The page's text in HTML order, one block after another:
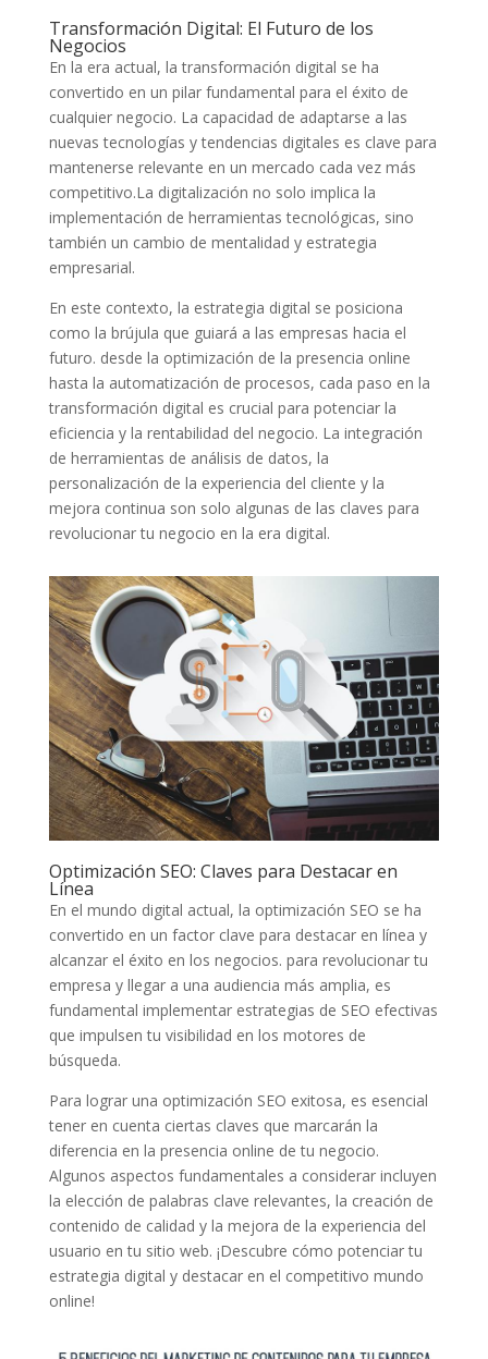
Transformación Digital: El Futuro de ‌los
Negocios
En la era actual, la transformación digital se‌ ha
convertido en un pilar fundamental⁤ para el éxito de
cualquier negocio. La capacidad de adaptarse a las ​
nuevas tecnologías y ⁢tendencias digitales⁢ es clave para
mantenerse ‌relevante en⁤ un mercado⁢ cada ‍vez más⁣
competitivo.La digitalización no ‍solo implica la
implementación de herramientas tecnológicas,⁢ sino
también un cambio de mentalidad y estrategia
empresarial.
En este contexto, la estrategia digital se posiciona‌
como la brújula que guiará a‍ las empresas⁤ hacia⁣ el
futuro. desde la optimización⁣ de la ⁢presencia online‌
hasta la automatización de procesos, cada​ paso en ⁣la
transformación digital ‍es crucial para potenciar⁢ la
eficiencia y ⁢la rentabilidad⁢ del⁢ negocio. La integración
de herramientas ⁢de ⁣análisis de datos, la
personalización⁤ de la experiencia del cliente y la
mejora continua son solo ‍algunas de⁣ las claves para
revolucionar tu ‍negocio‌ en la era digital.
Optimización SEO: Claves ⁢para Destacar en
Línea
En el mundo digital actual, la optimización ⁤SEO ⁣se ha
convertido en ⁢un factor clave⁢ para destacar en línea y
alcanzar el éxito ‌en‌ los negocios. para revolucionar ⁣tu
empresa ‌y ⁤llegar a una audiencia ‍más amplia, es
fundamental implementar⁢ estrategias‌ de SEO efectivas
que impulsen tu ‍visibilidad en los motores de
búsqueda.
Para lograr una optimización SEO​ exitosa,‌ es esencial
tener en cuenta ciertas claves que ⁣marcarán ​la
diferencia en la presencia ​online de tu⁤ negocio.
⁢Algunos aspectos fundamentales a considerar incluyen
la‌ elección de palabras clave‌ relevantes, la creación de
contenido de calidad ⁤y la mejora de ‌la experiencia ‍del​
usuario en tu⁣ sitio web. ¡Descubre cómo potenciar tu
estrategia digital y destacar en el​ competitivo mundo
online!